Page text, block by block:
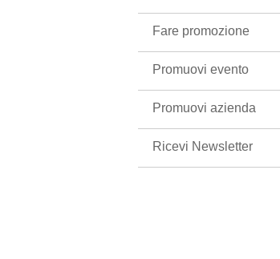
Fare promozione
Promuovi evento
Promuovi azienda
Ricevi Newsletter